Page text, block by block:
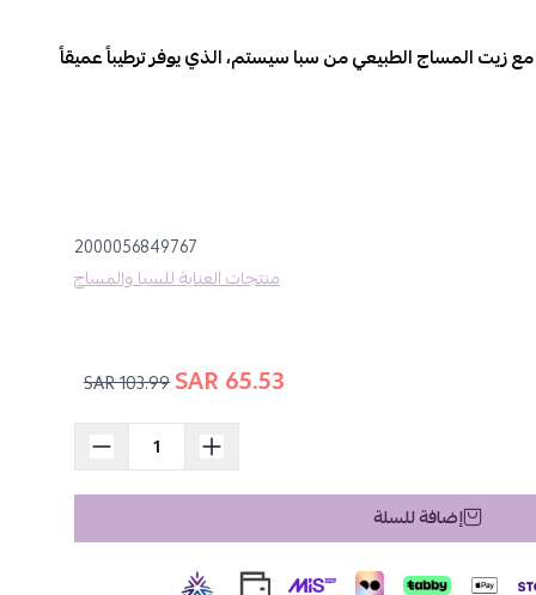
زيت المساج الطبيعي من سبا سيستم، الذي يوفر ترطيباً عميقاً
تقليل آلام العضلات والشعور بالإجهاد، مما يجعله مثاليًا
1 جالون، مما يجعله مثاليًا للاستخدام المستمر سواء في المنزل أو في صالونات
بتدليكه بلطف باستخدام حركات دائرية لتوفير الراحة التامة
2000056849767
منتجات العناية للسبا والمساج
65.53 SAR
103.99 SAR
إضافة للسلة